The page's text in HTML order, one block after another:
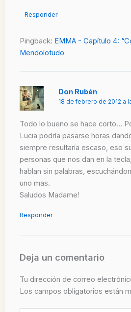
Responder
Pingback: EMMA - Capítulo 4:
Mendolotudo
Don Rubén
18 de febrero de 2012 a
Todo lo bueno se hace corto…
Lucia podría pasarse horas
siempre resultaría escaso, eso
personas que nos dan en la
hablan sin palabras,
uno mas.
Saludos Madame!
Responder
Deja un comentario
Tu dirección de correo
Los campos obligatorios están